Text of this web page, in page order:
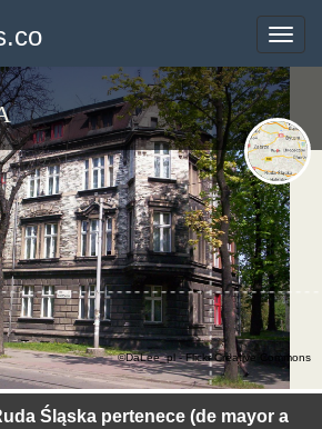
Toggle
Śląska pertenece (de mayor a
©DaLee_pl - Flickr Creative Commons
Toggle